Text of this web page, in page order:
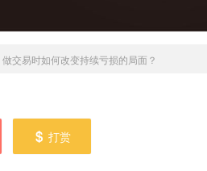
做交易时如何改变持续亏损的局面？
打赏